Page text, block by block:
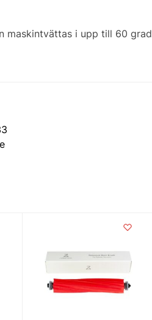
maskintvättas i upp till 60